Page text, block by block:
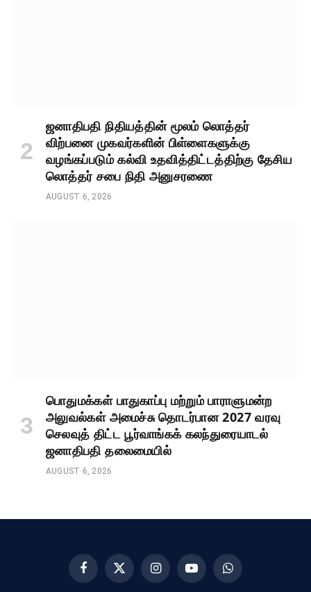
ஜனாதிபதி நிதியத்தின் மூலம் லொத்தர்
விற்பனை முகவர்களின் பிள்ளைகளுக்கு
வழங்கப்படும் கல்வி உதவித்திட்டத்திற்கு தேசிய
லொத்தர் சபை நிதி அனுசரணை
AUGUST 6, 2026
பொதுமக்கள் பாதுகாப்பு மற்றும் பாராளுமன்ற
அலுவல்கள் அமைச்சு தொடர்பான 2027 வரவு
செலவுத் திட்ட பூர்வாங்கக் கலந்துரையாடல்
ஜனாதிபதி தலைமையில்
AUGUST 6, 2026
FacebookX
(Twitter)
InstagramYouTubeWhatsApp